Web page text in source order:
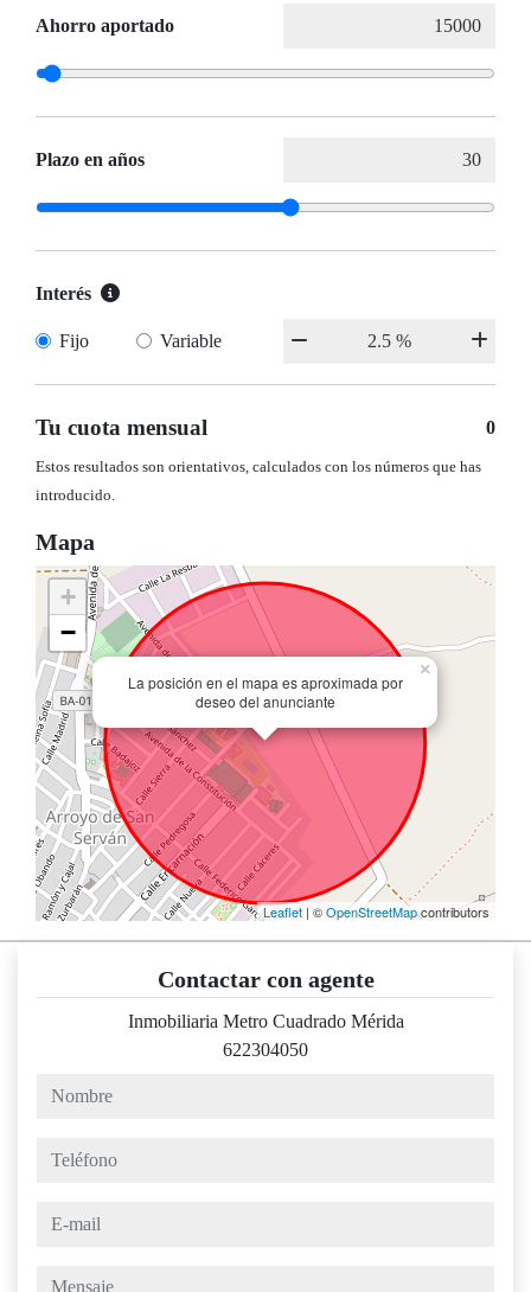
Ahorro aportado
Plazo en años
Interés
Fijo Variable
Tu cuota mensual 0
Estos resultados son orientativos, calculados con los números que has
introducido.
Mapa
La posición en el mapa es aproximada por
deseo del anunciante
×
+
−
Leaflet | ©OpenStreetMapcontributors
Contactar con agente
Inmobiliaria Metro Cuadrado Mérida
622304050
nombre
teléfono
e-mail
mensaje